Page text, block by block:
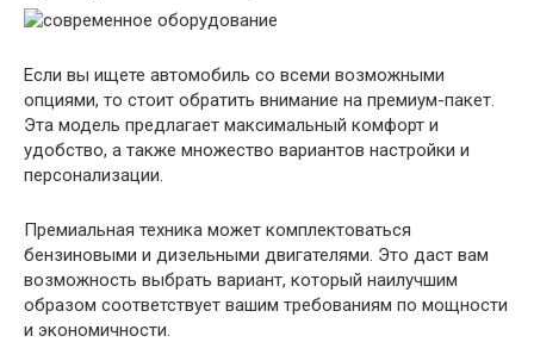
Если вы ищете автомобиль со всеми возможными
опциями, то стоит обратить внимание на премиум-пакет.
Эта модель предлагает максимальный комфорт и
удобство, а также множество вариантов настройки и
персонализации.
Премиальная техника может комплектоваться
бензиновыми и дизельными двигателями. Это даст вам
возможность выбрать вариант, который наилучшим
образом соответствует вашим требованиям по мощности
и экономичности.